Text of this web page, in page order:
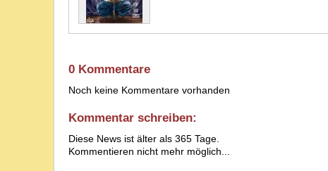
0 Kommentare
Noch keine Kommentare vorhanden
Kommentar schreiben:
Diese News ist älter als 365 Tage.
Kommentieren nicht mehr möglich...